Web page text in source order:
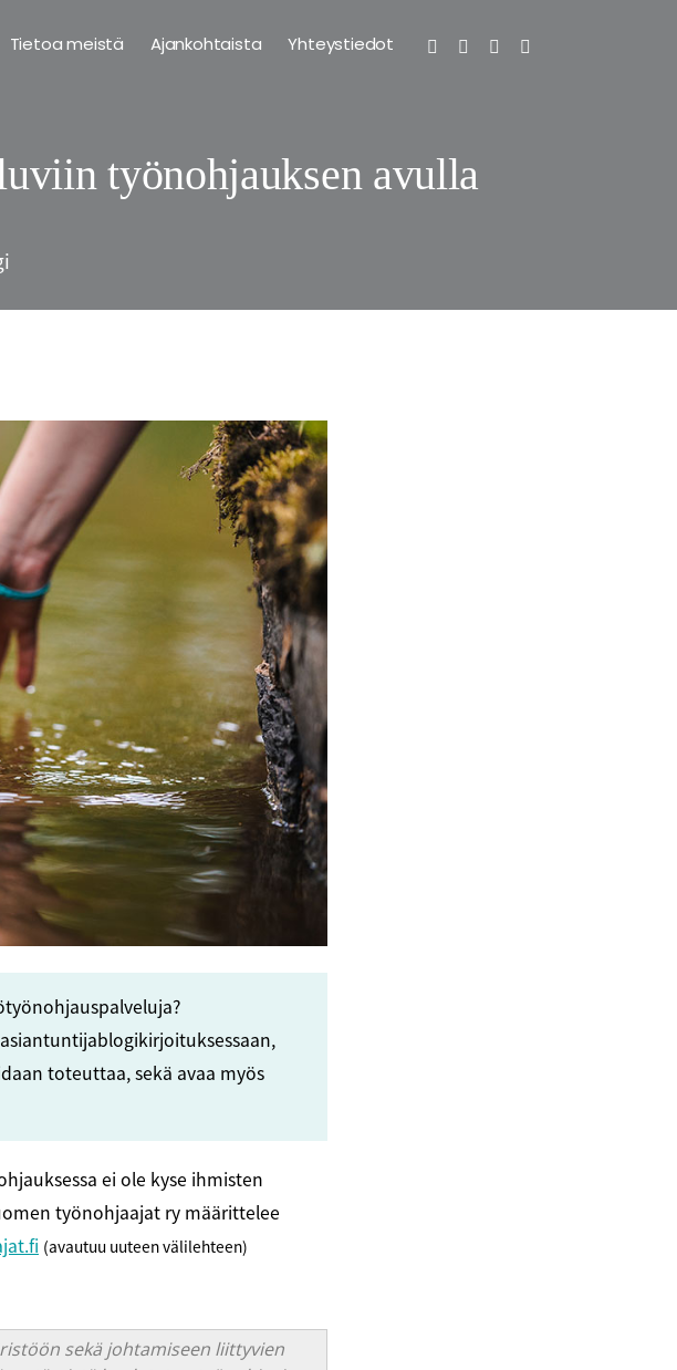
Tietoa meistä Ajankohtaista Yhteystiedot
työnohjauksen avulla
toteuttaa, sekä avaa myös
ei ole kyse ihmisten
työnohjaajat ry määrittelee
(avautuu uuteen välilehteen)
sekä johtamiseen liittyvien